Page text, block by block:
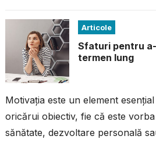
Articole
Sfaturi pentru
termen lung
Motivația este un element
oricărui obiectiv, fie că este
sănătate, dezvoltare personală